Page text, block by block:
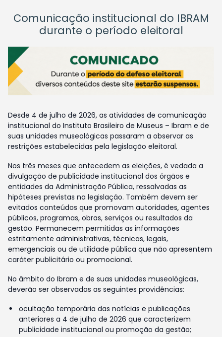
Comunicação institucional do IBRAM
durante o período eleitoral
Desde 4 de julho de 2026, as atividades de comunicação
institucional do Instituto Brasileiro de Museus – Ibram e de
suas unidades museológicas passaram a observar as
restrições estabelecidas pela legislação eleitoral.
Nos três meses que antecedem as eleições, é vedada a
divulgação de publicidade institucional dos órgãos e
entidades da Administração Pública, ressalvadas as
hipóteses previstas na legislação. Também devem ser
evitados conteúdos que promovam autoridades, agentes
públicos, programas, obras, serviços ou resultados da
gestão. Permanecem permitidas as informações
estritamente administrativas, técnicas, legais,
emergenciais ou de utilidade pública que não apresentem
caráter publicitário ou promocional.
No âmbito do Ibram e de suas unidades museológicas,
deverão ser observadas as seguintes providências:
ocultação temporária das notícias e publicações
anteriores a 4 de julho de 2026 que caracterizem
publicidade institucional ou promoção da gestão;